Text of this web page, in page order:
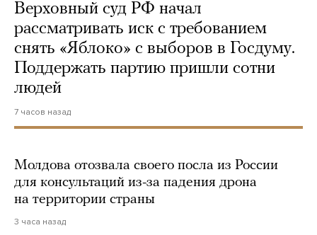
Верховный суд РФ начал
рассматривать иск с требованием
снять «Яблоко» с выборов в Госдуму.
Поддержать партию пришли сотни
людей
7 часов назад
Молдова отозвала своего посла из России
для консультаций из-за падения дрона
на территории страны
3 часа назад